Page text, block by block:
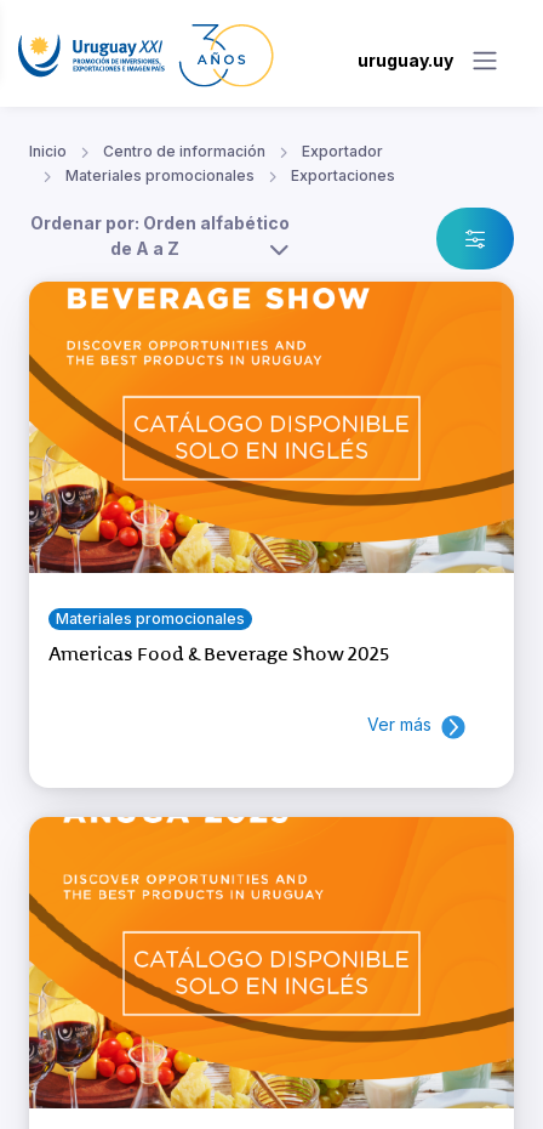
uruguay.uy
Inicio Centro de información
Exportador
Materiales promocionales
Exportaciones
Ordenar por: Orden alfabético
de A a Z
Materiales promocionales
Americas Food & Beverage Show 2025
Ver más